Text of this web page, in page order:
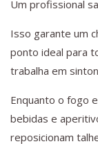
Um profissional
Isso garante um
ponto ideal para
trabalha em
Enquanto o fogo
bebidas e
reposicionam